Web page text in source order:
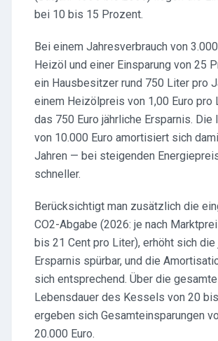
bei 10 bis 15 Prozent.
Bei einem Jahresverbrauch von
Heizöl und einer Einsparung von 25
ein Hausbesitzer rund 750 Liter pro
einem Heizölpreis von 1,00 Euro pro
das 750 Euro jährliche Ersparnis. Die
von 10.000 Euro amortisiert sich
Jahren — bei steigenden
schneller.
Berücksichtigt man zusätzlich die
CO2-Abgabe (2026: je nach
bis 21 Cent pro Liter), erhöht sich die
Ersparnis spürbar, und die
sich entsprechend. Über die gesamte
Lebensdauer des Kessels von 20
ergeben sich Gesamteinsparungen
20.000 Euro.